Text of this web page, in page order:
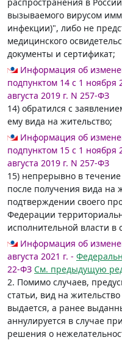
вызываемого вирусом
инфекции)", либо не
медицинского
документы и сертификат;
Информация об
подпунктом 14 с 1 ноября
августа 2019 г. N 257-ФЗ
14) обратился с
ему вида на жительство;
Информация об
подпунктом 15 с 1 ноября
августа 2019 г. N 257-ФЗ
15) непрерывно в
после получения вида на
подтверждении своего
Федерации
исполнительной власти в
Информация об
августа 2021 г. -
22-ФЗ См. предыдущую
2. Помимо случаев,
статьи, вид на
выдается, а ранее
аннулируется в случае
решения о